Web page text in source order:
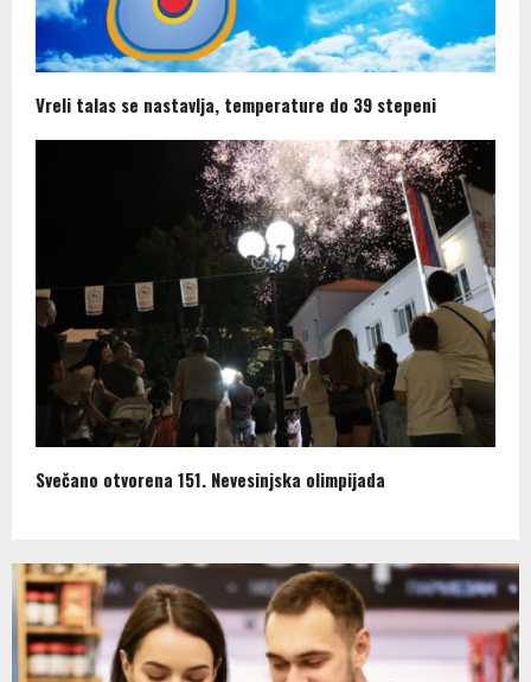
Vreli talas se nastavlja, temperature do 39 stepeni
Svečano otvorena 151. Nevesinjska olimpijada